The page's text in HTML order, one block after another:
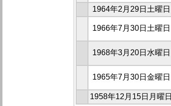
1964年2月29日土曜日
1966年7月30日土曜日
1968年3月20日水曜日
1965年7月30日金曜日
1958年12月15日月曜日